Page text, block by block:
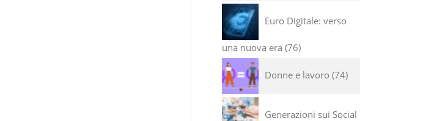
Euro Digitale: verso
una nuova era 76
Donne e lavoro 74
Generazioni sui Social